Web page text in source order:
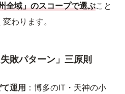
全域」のスコープで選ぶこと
わります。
敗パターン」三原則
運用 ：博多のIT・天神の小